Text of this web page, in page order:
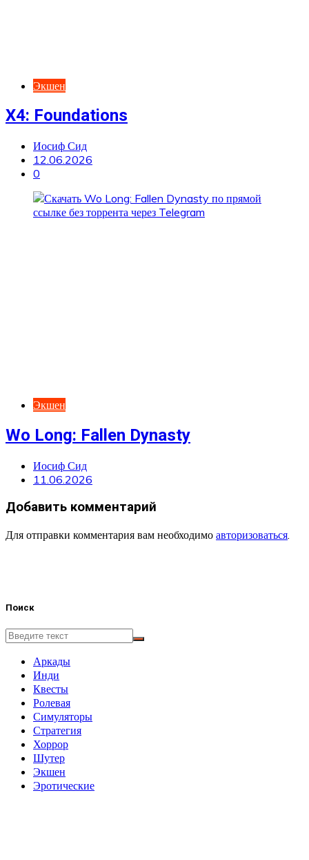
Экшен
X4: Foundations
Иосиф Сид
12.06.2026
0
Экшен
Wo Long: Fallen Dynasty
Иосиф Сид
11.06.2026
Добавить комментарий
Для отправки комментария вам необходимо авторизоваться
Поиск
Аркады
Инди
Квесты
Ролевая
Симуляторы
Стратегия
Хоррор
Шутер
Экшен
Эротические